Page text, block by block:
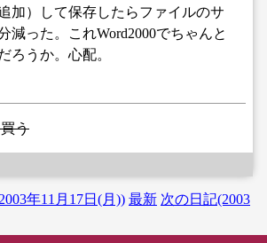
加）して保存したらファイルのサ
減った。これWord2000でちゃんと
ろうか。心配。
う
年11月17日(月)) 最新 次の日記(2003